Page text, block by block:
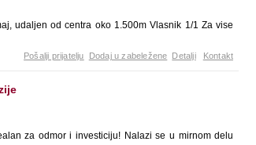
udaljen od centra oko 1.500m Vlasnik 1/1 Za vise
Pošalji prijatelju Dodaj u zabeležene Detalji Kontakt
za odmor i investiciju! Nalazi se u mirnom delu